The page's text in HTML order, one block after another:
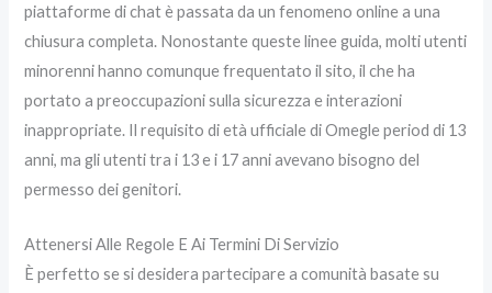
piattaforme di chat è passata da un fenomeno online a una
chiusura completa. Nonostante queste linee guida, molti utenti
minorenni hanno comunque frequentato il sito, il che ha
portato a preoccupazioni sulla sicurezza e interazioni
inappropriate. Il requisito di età ufficiale di Omegle period di 13
anni, ma gli utenti tra i 13 e i 17 anni avevano bisogno del
permesso dei genitori.
Attenersi Alle Regole E Ai Termini Di Servizio
È perfetto se si desidera partecipare a comunità basate su